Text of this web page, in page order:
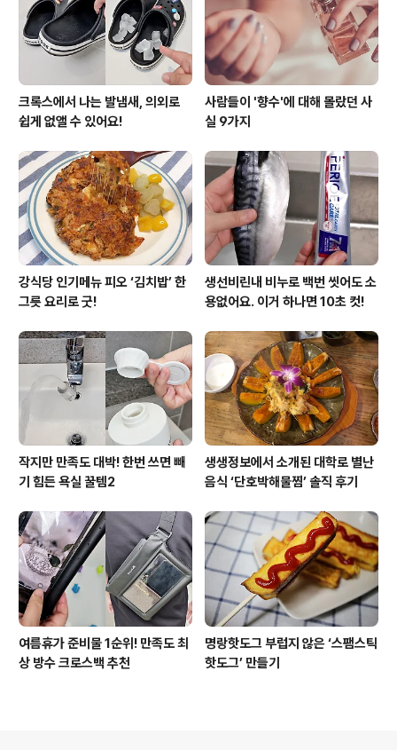
도 칼로리가 낮아요. 가격은 4200원인데, 구성에 비해 비
싸다는 생각이 들었어요. 가..
크록스에서 나는 발냄새, 의외로
쉽게 없앨 수 있어요!
사람들이 '향수'에 대해 몰랐던 사
실 9가지
강식당 인기메뉴 피오 ‘김치밥’ 한
그릇 요리로 굿!
생선비린내 비누로 백번 씻어도 소
용없어요. 이거 하나면 10초 컷!
작지만 만족도 대박! 한번 쓰면 빼
기 힘든 욕실 꿀템2
생생정보에서 소개된 대학로 별난
음식 ‘단호박해물찜’ 솔직 후기
여름휴가 준비물 1순위! 만족도 최
상 방수 크로스백 추천
명랑핫도그 부럽지 않은 ‘스팸스틱
핫도그’ 만들기